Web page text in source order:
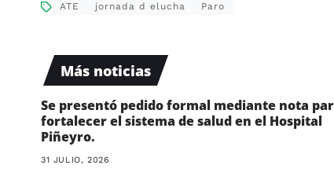
ATE jornada d elucha Paro
Más noticias
Se presentó pedido formal mediante nota
fortalecer el sistema de salud en el Hospital
Piñeyro.
31 JULIO, 2026